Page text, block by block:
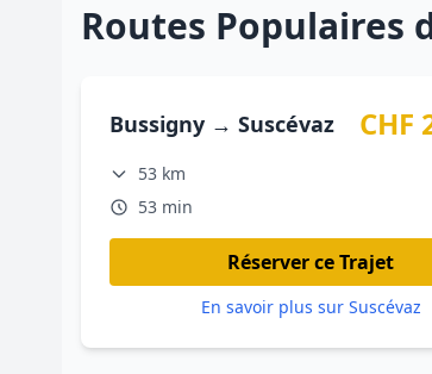
Routes Populaires
Bussigny → Suscévaz CHF
53 km
53 min
Réserver ce Trajet
En savoir plus sur Suscévaz